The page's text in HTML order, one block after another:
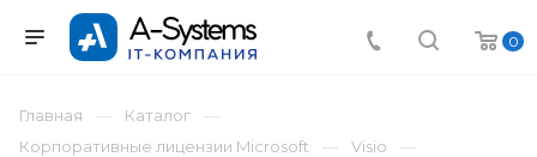
0
Главная
Каталог
Корпоративные лицензии Microsoft
Visio